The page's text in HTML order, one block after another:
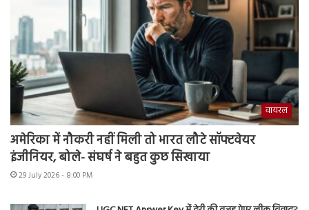
वायरल
अमेरिका में नौकरी नहीं मिली तो भारत लौटे सॉफ्टवेयर
इंजीनियर, बोले- संघर्ष ने बहुत कुछ सिखाया
29 July 2026 - 8:00 PM